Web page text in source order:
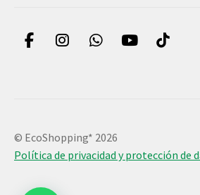
© EcoShopping* 2026
Política de privacidad y protección de